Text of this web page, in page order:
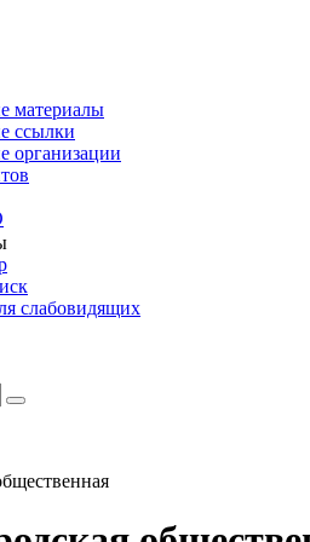
материалы
ссылки
организации
слабовидящих